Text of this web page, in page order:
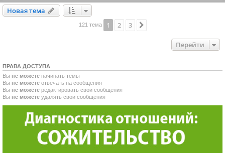
Новая тема
Новаятема
121 тема 1 2 3
Перейти
ПРАВА ДОСТУПА
Вы не можете начинать темы
Вы не можете отвечать на сообщения
Вы не можете редактировать свои сообщения
Вы не можете удалять свои сообщения